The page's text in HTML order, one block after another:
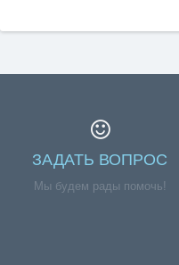
ЗАДАТЬ ВОПРОС
Мы будем рады помочь!